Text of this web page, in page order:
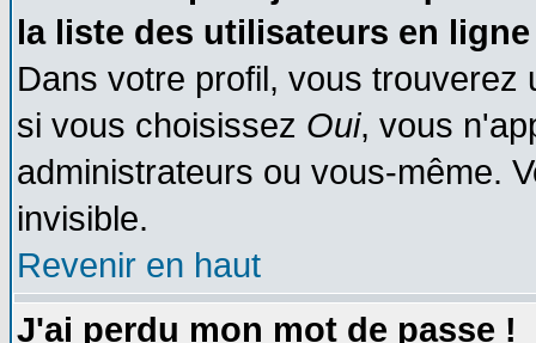
la liste des utilisateurs en
Dans votre profil, vous trouverez
si vous choisissez Oui, vous
administrateurs ou vous-même.
invisible.
Revenir en haut
J'ai perdu mon mot de passe !